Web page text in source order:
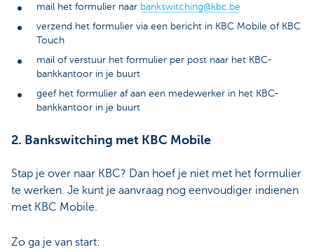
mail het formulier naar bankswitching@kbc.be
verzend het formulier via een bericht in KBC Mobile of KBC
Touch
mail of verstuur het formulier per post naar het KBC-
bankkantoor in je buurt
geef het formulier af aan een medewerker in het KBC-
bankkantoor in je buurt
2. Bankswitching met KBC Mobile
Stap je over naar KBC? Dan hoef je niet met het formulier
te werken. Je kunt je aanvraag nog eenvoudiger indienen
met KBC Mobile.
Zo ga je van start: